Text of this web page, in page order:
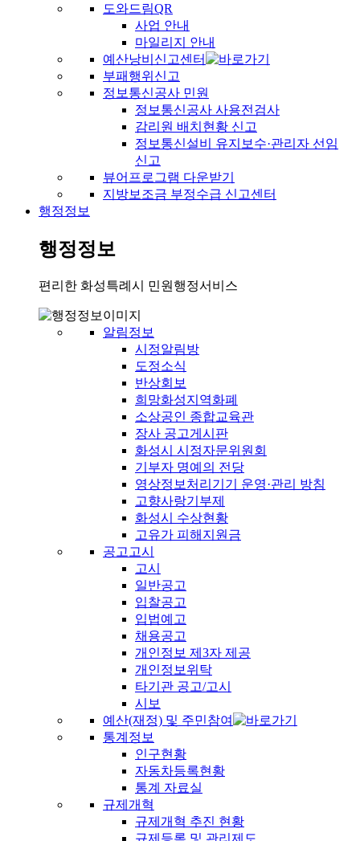
도와드림QR
사업 안내
마일리지 안내
예산낭비신고센터
부패행위신고
정보통신공사 민원
정보통신공사 사용전검사
감리원 배치현황 신고
정보통신설비 유지보수·관리자 선임
신고
뷰어프로그램 다운받기
지방보조금 부정수급 신고센터
행정정보
행정정보
편리한 화성특례시 민원행정서비스
알림정보
시정알림방
도정소식
반상회보
희망화성지역화폐
소상공인 종합교육관
장사 공고게시판
화성시 시정자문위원회
기부자 명예의 전당
영상정보처리기기 운영·관리 방침
고향사랑기부제
화성시 수상현황
고유가 피해지원금
공고고시
고시
일반공고
입찰공고
입법예고
채용공고
개인정보 제3자 제공
개인정보위탁
타기관 공고/고시
시보
예산(재정) 및 주민참여
통계정보
인구현황
자동차등록현황
통계 자료실
규제개혁
규제개혁 추진 현황